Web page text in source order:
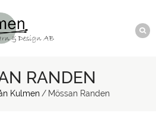
RANDEN
Kulmen / Mössan Randen